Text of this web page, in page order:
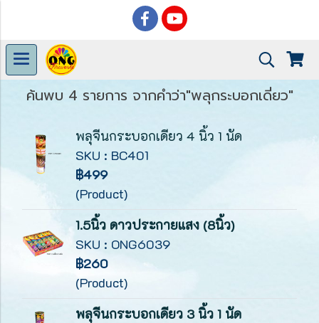
ค้นพบ 4 รายการ จากคำว่า"พลุกระบอกเดี่ยว"
พลุจีนกระบอกเดียว 4 นิ้ว 1 นัด
SKU : BC401
฿499
(Product)
1.5นิ้ว ดาวประกายแสง (8นิ้ว)
SKU : ONG6039
฿260
(Product)
พลุจีนกระบอกเดียว 3 นิ้ว 1 นัด